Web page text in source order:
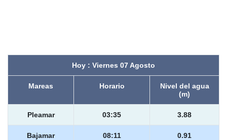
Hoy : Viernes 07 Agosto
Mareas Horario
Nivel del agua
(m)
Pleamar 03:35 3.88
Bajamar 08:11 0.91